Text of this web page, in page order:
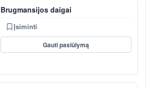
Brugmansijos daigai
Įsiminti
Gauti pasiūlymą